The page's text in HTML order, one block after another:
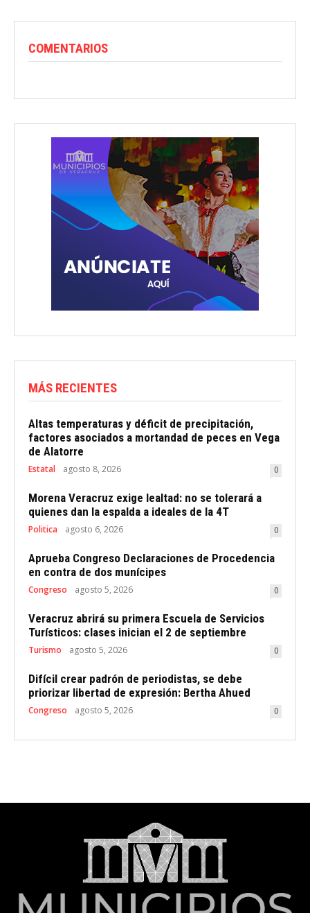
COMENTARIOS
MÁS RECIENTES
Altas temperaturas y déficit de precipitación,
factores asociados a mortandad de peces en Vega
de Alatorre
Estatal agosto 8, 2026 0
Morena Veracruz exige lealtad: no se tolerará a
quienes dan la espalda a ideales de la 4T
Politica agosto 6, 2026 0
Aprueba Congreso Declaraciones de Procedencia
en contra de dos munícipes
Congreso agosto 5, 2026 0
Veracruz abrirá su primera Escuela de Servicios
Turísticos: clases inician el 2 de septiembre
Turismo agosto 5, 2026 0
Difícil crear padrón de periodistas, se debe
priorizar libertad de expresión: Bertha Ahued
Congreso agosto 5, 2026 0